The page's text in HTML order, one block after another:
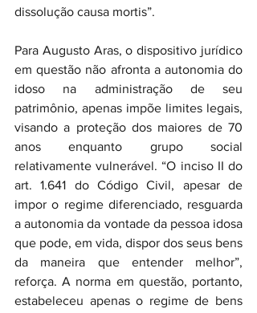
dissolução causa mortis”.
Para Augusto Aras, o dispositivo jurídico
em questão não afronta a autonomia do
idoso na administração de seu
patrimônio, apenas impõe limites legais,
visando a proteção dos maiores de 70
anos enquanto grupo social
relativamente vulnerável. “O inciso II do
art. 1.641 do Código Civil, apesar de
impor o regime diferenciado, resguarda
a autonomia da vontade da pessoa idosa
que pode, em vida, dispor dos seus bens
da maneira que entender melhor”,
reforça. A norma em questão, portanto,
estabeleceu apenas o regime de bens